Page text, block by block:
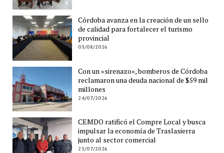
Córdoba avanza en la creación de un sello
de calidad para fortalecer el turismo
provincial
03/08/2026
Con un «sirenazo», bomberos de Córdoba
reclamaron una deuda nacional de $59 mil
millones
24/07/2026
CEMDO ratificó el Compre Local y busca
impulsar la economía de Traslasierra
junto al sector comercial
23/07/2026